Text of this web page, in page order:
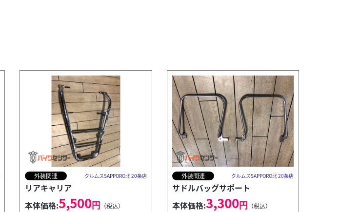
外装関連 クルムスSAPPORO北 20条店
リアキャリア
本体価格:5,500円 （税込）
外装関連 クルムスSAPPORO北 20条店
サドルバッグサポート
本体価格:3,300円 （税込）